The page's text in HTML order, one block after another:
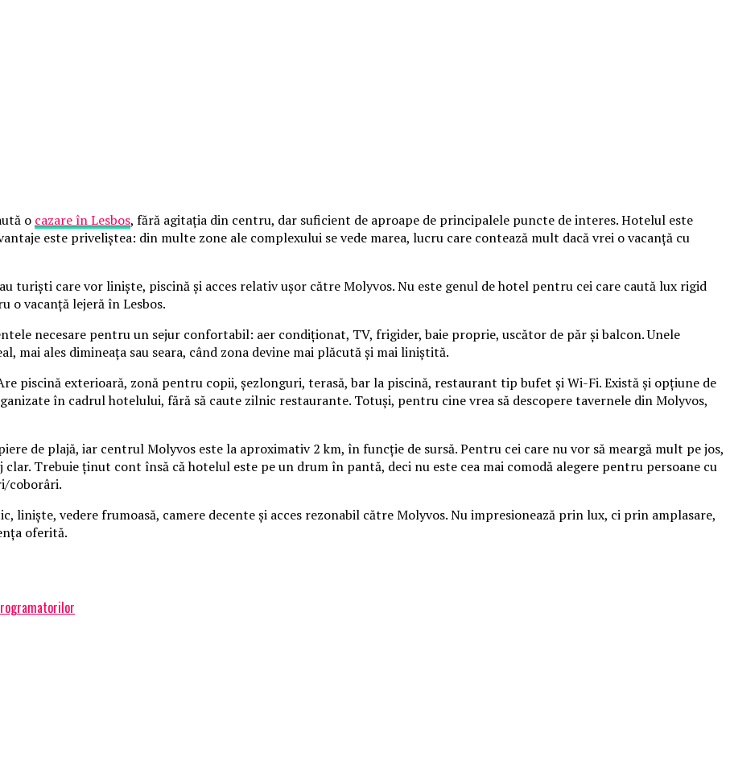
o cazare în Lesbos, fără agitația din centru, dar suficient de aproape de principalele puncte de interes. Hotelul este
este priveliștea: din multe zone ale complexului se vede marea, lucru care contează mult dacă vrei o vacanță cu
turiști care vor liniște, piscină și acces relativ ușor către Molyvos. Nu este genul de hotel pentru cei care caută lux rigid
o vacanță lejeră în Lesbos.
necesare pentru un sejur confortabil: aer condiționat, TV, frigider, baie proprie, uscător de păr și balcon. Unele
mai ales dimineața sau seara, când zona devine mai plăcută și mai liniștită.
piscină exterioară, zonă pentru copii, șezlonguri, terasă, bar la piscină, restaurant tip bufet și Wi-Fi. Există și opțiune de
în cadrul hotelului, fără să caute zilnic restaurante. Totuși, pentru cine vrea să descopere tavernele din Molyvos,
de plajă, iar centrul Molyvos este la aproximativ 2 km, în funcție de sursă. Pentru cei care nu vor să meargă mult pe jos,
Trebuie ținut cont însă că hotelul este pe un drum în pantă, deci nu este cea mai comodă alegere pentru persoane cu
coborâri.
liniște, vedere frumoasă, camere decente și acces rezonabil către Molyvos. Nu impresionează prin lux, ci prin amplasare,
oferită.